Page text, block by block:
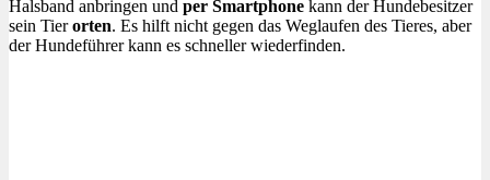
Halsband anbringen und per Smartphone kann der Hundebesitzer
sein Tierorten. Es hilft nicht gegen das Weglaufen des Tieres, aber
der Hundeführer kann es schneller wiederfinden.